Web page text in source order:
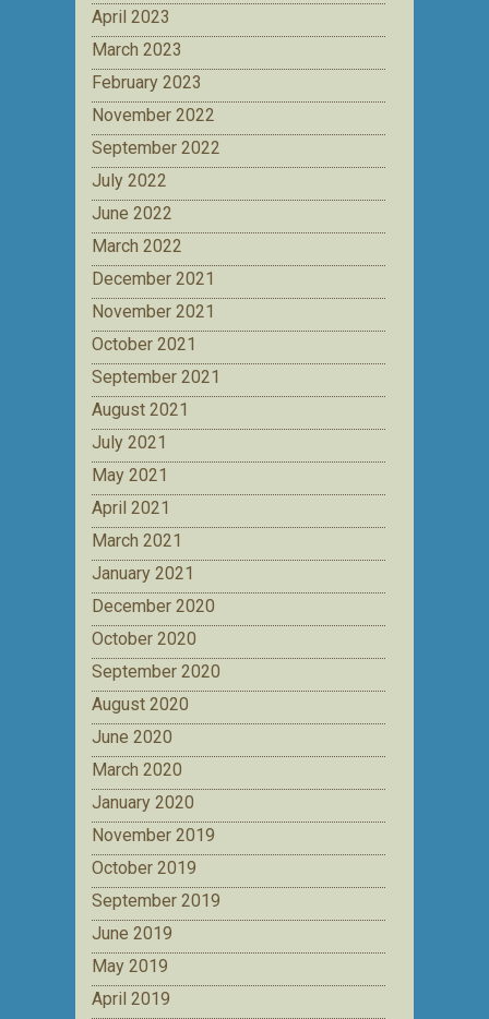
April 2023
March 2023
February 2023
November 2022
September 2022
July 2022
June 2022
March 2022
December 2021
November 2021
October 2021
September 2021
August 2021
July 2021
May 2021
April 2021
March 2021
January 2021
December 2020
October 2020
September 2020
August 2020
June 2020
March 2020
January 2020
November 2019
October 2019
September 2019
June 2019
May 2019
April 2019